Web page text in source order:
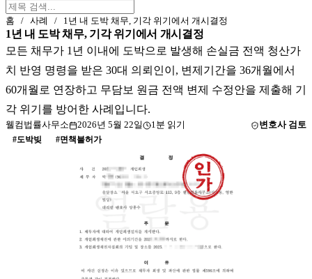
홈 / 사례 / 1년 내 도박 채무, 기각 위기에서 개시결정
1년 내 도박 채무, 기각 위기에서 개시결정
모든 채무가 1년 이내에 도박으로 발생해 손실금 전액 청산가
치 반영 명령을 받은 30대 의뢰인이, 변제기간을 36개월에서
60개월로 연장하고 무담보 원금 전액 변제 수정안을 제출해 기
각 위기를 방어한 사례입니다.
웰컴법률사무소 2026년 5월 22일 1분 읽기
변호사 검토
#도박빚 #면책불허가